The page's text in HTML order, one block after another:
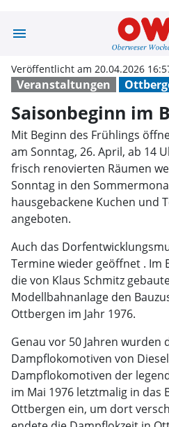
menu
Veranstaltungen
Veröffentlicht am 20.04.2026
Saisonbeginn im
Mit Beginn des Frühlings
am Sonntag, 26. April, ab 14
frisch renovierten Räumen
Sonntag in den
hausgebackene Kuchen und
angeboten.
Auch das
Termine wieder geöffnet . Im
die von Klaus Schmitz
Modellbahnanlage den
Ottbergen im Jahr 1976.
Genau vor 50 Jahren wurden
Dampflokomotiven von
Dampflokomotiven der
im Mai 1976 letztmalig in das
Ottbergen ein, um dort